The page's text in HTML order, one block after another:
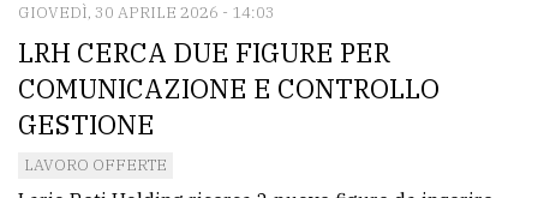
La
redazione
Scrivici
Per
la
GIOVEDÌ, 30 APRILE 2026 - 14:03
LRH CERCA DUE FIGURE PER
COMUNICAZIONE E CONTROLLO
GESTIONE
LAVORO OFFERTE